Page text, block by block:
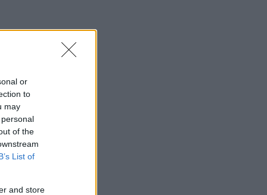
or
to
may
of the
List of
and store